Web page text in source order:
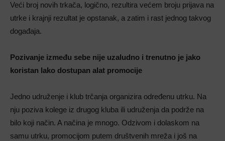
Veći broj novih trkača, logično, rezultira većem broju prijava na
utrke i krajnji rezultat je opstanak, a zatim i rast jednog takvog
događaja.
Pozivanje između sebe nije uzaludno i trenutno je jako
koristan lako dostupan alat promocije
Jedno udruženje i klub trčanja organizira određenu utrku. Na
nju poziva kolege iz drugog kluba ili udruženja da podrže na
bilo koji način. A načina je mnogo. Odzivom i dolaskom na
samu utrku, promocijom putem društvenih mreža i još na